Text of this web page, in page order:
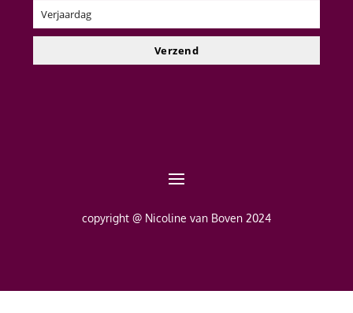
Verjaardag
Verjaardag
Verzend
copyright @ Nicoline van Boven 2024